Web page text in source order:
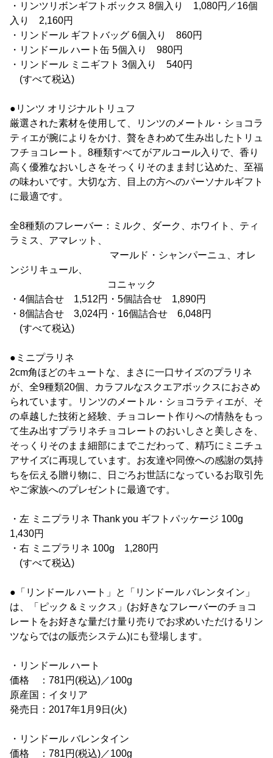
・リンツリボンギフトボックス 8個入り 1,080円／16個
入り 2,160円
・リンドール ギフトバッグ 6個入り 860円
・リンドール ハート缶 5個入り 980円
・リンドール ミニギフト 3個入り 540円
(すべて税込)
●リンツ オリジナルトリュフ
厳選された素材を使用して、リンツのメートル・ショコラ
ティエが腕によりをかけ、贅をきわめて生み出したトリュ
フチョコレート。8種類すべてがアルコール入りで、香り
高く優雅なおいしさをそっくりそのまま封じ込めた、至福
の味わいです。大切な方、目上の方へのパーソナルギフト
に最適です。
全8種類のフレーバー：ミルク、ダーク、ホワイト、ティ
ラミス、アマレット、
マールド・シャンパーニュ、オレ
ンジリキュール、
コニャック
・4個詰合せ 1,512円・5個詰合せ 1,890円
・8個詰合せ 3,024円・16個詰合せ 6,048円
(すべて税込)
●ミニプラリネ
2cm角ほどのキュートな、まさに一口サイズのプラリネ
が、全9種類20個、カラフルなスクエアボックスにおさめ
られています。リンツのメートル・ショコラティエが、そ
の卓越した技術と経験、チョコレート作りへの情熱をもっ
て生み出すプラリネチョコレートのおいしさと美しさを、
そっくりそのまま細部にまでこだわって、精巧にミニチュ
アサイズに再現しています。お友達や同僚への感謝の気持
ちを伝える贈り物に、日ごろお世話になっているお取引先
やご家族へのプレゼントに最適です。
・左 ミニプラリネ Thank you ギフトパッケージ 100g
1,430円
・右 ミニプラリネ 100g 1,280円
(すべて税込)
●「リンドール ハート」と「リンドール バレンタイン」
は、「ピック＆ミックス」(お好きなフレーバーのチョコ
レートをお好きな量だけ量り売りでお求めいただけるリン
ツならではの販売システム)にも登場します。
・リンドール ハート
価格 ：781円(税込)／100g
原産国：イタリア
発売日：2017年1月9日(火)
・リンドール バレンタイン
価格 ：781円(税込)／100g